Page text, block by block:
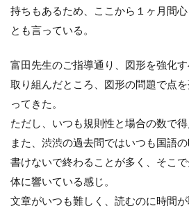
持ちもあるため、ここから１ヶ月間
とも言っている。
富田先生のご指導通り、図形を強化
取り組んだところ、図形の問題で点
ってきた。
ただし、いつも規則性と場合の数で得
また、渋渋の過去問ではいつも国語
書けないで終わることが多く、そこ
体に響いている感じ。
文章がいつも難しく、読むのに時間が